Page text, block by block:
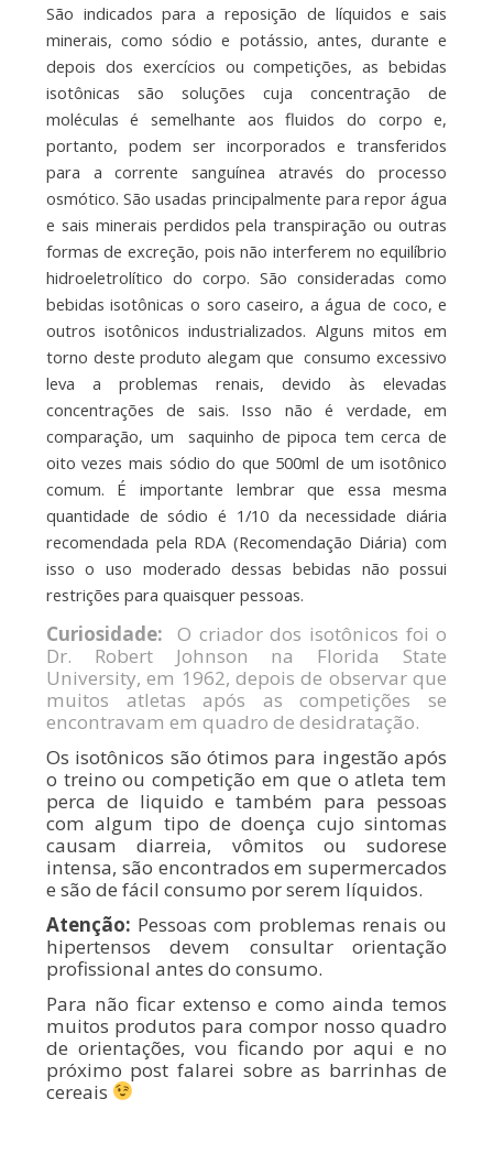
São indicados para a reposição de líquidos e sais
minerais, como sódio e potássio, antes, durante e
depois dos exercícios ou competições, as bebidas
isotônicas são soluções cuja concentração de
moléculas é semelhante aos fluidos do corpo e,
portanto, podem ser incorporados e transferidos
para a corrente sanguínea através do processo
osmótico. São usadas principalmente para repor água
e sais minerais perdidos pela transpiração ou outras
formas de excreção, pois não interferem no equilíbrio
hidroeletrolítico do corpo. São consideradas como
bebidas isotônicas o soro caseiro, a água de coco, e
outros isotônicos industrializados. Alguns mitos em
torno deste produto alegam que consumo excessivo
leva a problemas renais, devido às elevadas
concentrações de sais. Isso não é verdade, em
comparação, um saquinho de pipoca tem cerca de
oito vezes mais sódio do que 500ml de um isotônico
comum. É importante lembrar que essa mesma
quantidade de sódio é 1/10 da necessidade diária
recomendada pela RDA (Recomendação Diária) com
isso o uso moderado dessas bebidas não possui
restrições para quaisquer pessoas.
Curiosidade: O criador dos isotônicos foi o
Dr. Robert Johnson na Florida State
University, em 1962, depois de observar que
muitos atletas após as competições se
encontravam em quadro de desidratação.
Os isotônicos são ótimos para ingestão após
o treino ou competição em que o atleta tem
perca de liquido e também para pessoas
com algum tipo de doença cujo sintomas
causam diarreia, vômitos ou sudorese
intensa, são encontrados em supermercados
e são de fácil consumo por serem líquidos.
Atenção: Pessoas com problemas renais ou
hipertensos devem consultar orientação
profissional antes do consumo.
Para não ficar extenso e como ainda temos
muitos produtos para compor nosso quadro
de orientações, vou ficando por aqui e no
próximo post falarei sobre as barrinhas de
cereais